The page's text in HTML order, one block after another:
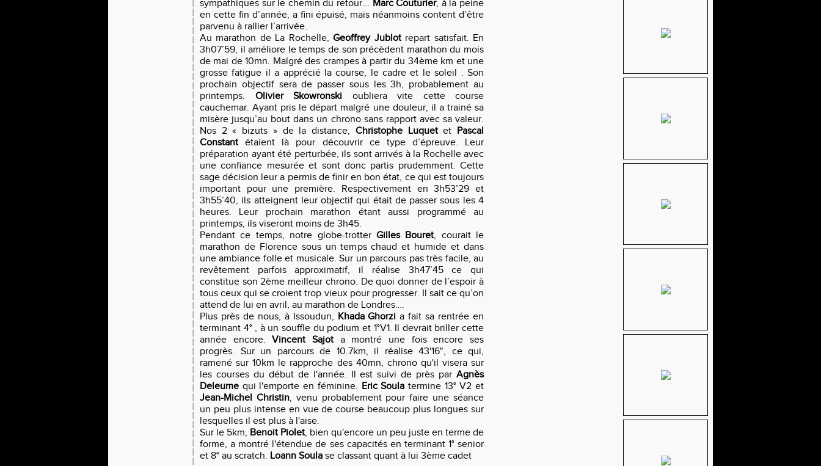
sympathiques sur le chemin du retour... Marc Couturier, à la peine
en cette fin d’année, a fini épuisé, mais néanmoins content d’être
parvenu à rallier l’arrivée.
Au marathon de La Rochelle,Geoffrey Jublotrepart satisfait. En
3h07’59, il améliore le temps de son précèdent marathon du mois
de mai de 10mn. Malgré des crampes à partir du 34ème km et une
grosse fatigue il a apprécié la course, le cadre et le soleil . Son
prochain objectif sera de passer sous les 3h, probablement au
printemps. Olivier Skowronski oubliera vite cette course
cauchemar. Ayant pris le départ malgré une douleur, il a trainé sa
misère jusqu’au bout dans un chrono sans rapport avec sa valeur.
Nos 2 « bizuts » de la distance, Christophe Luquetet Pascal
Constantétaient là pour découvrir ce type d’épreuve. Leur
préparation ayant été perturbée, ils sont arrivés à la Rochelle avec
une confiance mesurée et sont donc partis prudemment. Cette
sage décision leur a permis de finir en bon état, ce qui est toujours
important pour une première. Respectivement en 3h53’29 et
3h55’40, ils atteignent leur objectif qui était de passer sous les 4
heures. Leur prochain marathon étant aussi programmé au
printemps, ils viseront moins de 3h45.
Pendant ce temps, notre globe-trotter Gilles Bouret, courait le
marathon de Florence sous un temps chaud et humide et dans
une ambiance folle et musicale. Sur un parcours pas très facile, au
revêtement parfois approximatif, il réalise 3h47’45 ce qui
constitue son 2ème meilleur chrono. De quoi donner de l’espoir à
tous ceux qui se croient trop vieux pour progresser. Il sait ce qu’on
attend de lui en avril, au marathon de Londres….
Plus près de nous, à Issoudun, Khada Ghorzi a fait sa rentrée en
terminant 4° , à un souffle du podium et 1°V1. Il devrait briller cette
année encore.Vincent Sajota montré une fois encore ses
progrès. Sur un parcours de 10.7km, il réalise 43'16", ce qui,
ramené sur 10km le rapproche des 40mn, chrono qu'il visera sur
les courses du début de l'année. Il est suivi de près par Agnès
Deleume qui l'emporte en féminine. Eric Soula termine 13° V2 et
Jean-Michel Christin, venu probablement pour faire une séance
un peu plus intense en vue de course beaucoup plus longues sur
lesquelles il est plus à l'aise.
Sur le 5km, Benoit Piolet, bien qu'encore un peu juste en terme de
forme, a montré l'étendue de ses capacités en terminant 1° senior
et 8° au scratch. Loann Soula se classant quant à lui 3ème cadet